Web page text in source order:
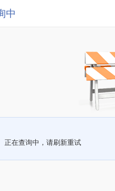
中
正在查询中，请刷新重试